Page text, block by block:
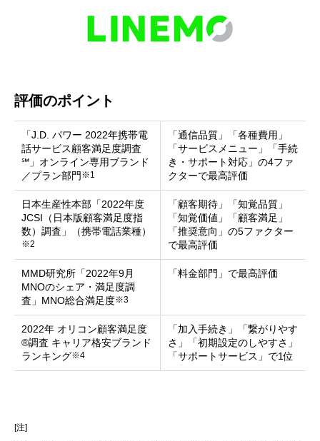
評価のポイント
「J.D. パワー 2022年携帯電
話サービス顧客満足度調査
℠」オンライン専用ブランド
／プラン部門 ※1
「通信品質」「各種費用」
「サービスメニュー」「手続
き・サポート対応」の4ファ
クターで最高評価
日本生産性本部「2022年度
JCSI（日本版顧客満足度指
数）調査」（携帯電話業種）
※2
「顧客期待」「知覚品質」
「知覚価値」「顧客満足」
「推奨意向」の5ファクター
で最高評価
MMD研究所「2022年9月
MNOのシェア・満足度調
査」MNO総合満足度※3
「料金部門」で最高評価
2022年 オリコン顧客満足度
®調査 キャリア格安ブランド
ランキング※4
「加入手続き」「繋がりやす
さ」「初期設定のしやすさ」
「サポートサービス」で1位
[注]